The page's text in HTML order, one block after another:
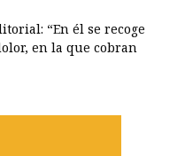
“En él se recoge
en la que cobran